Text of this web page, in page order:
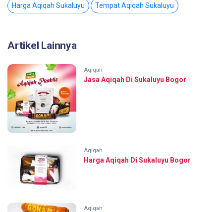
Harga Aqiqah Sukaluyu Tempat Aqiqah Sukaluyu
Artikel Lainnya
Aqiqah
Jasa Aqiqah Di Sukaluyu Bogor
Aqiqah
Harga Aqiqah Di Sukaluyu Bogor
Aqiqah